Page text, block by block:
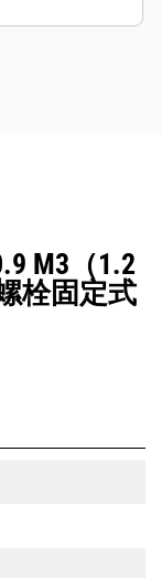
M3（1.2
栓固定式